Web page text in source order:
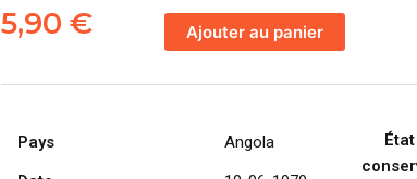
5,90 €
de
ANGOLA
colonie
Ajouter au panier
Pays
Angola